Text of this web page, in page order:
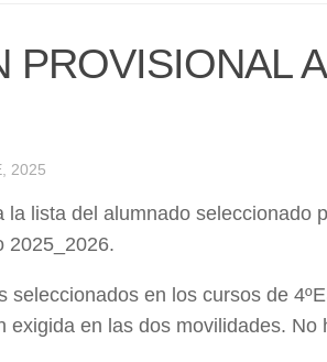
PROVISIONAL
2025
lista del alumnado seleccionado
2025_2026.
seleccionados en los cursos de
exigida en las dos movilidades. No